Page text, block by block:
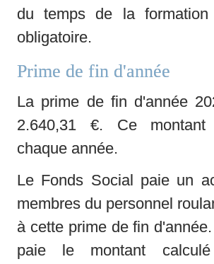
du temps de la formation
obligatoire.
Prime de fin d'année
La prime de fin d'année
2.640,31 €. Ce
chaque année.
Le Fonds Social paie un
membres du personnel
à cette prime de fin
paie le montant